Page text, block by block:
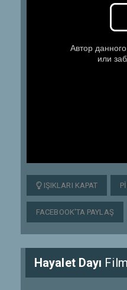
IŞIKLARI KAPAT
FACEBOOK'TA PAYLAŞ
Hayalet Dayı